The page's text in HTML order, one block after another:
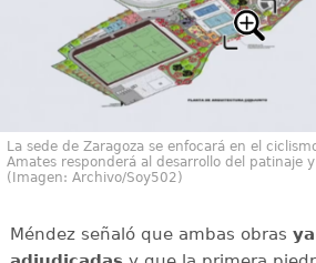
La sede de Zaragoza se enfocará en el
Amates responderá al desarrollo del patinaje
(Imagen: Archivo/Soy502)
Méndez señaló que ambas obras